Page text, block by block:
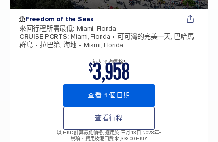
Freedom of the Seas
來回行程所需最低: Miami, Florida
CRUISE PORTS: Miami, Florida
可可灣的完美一天, 巴哈馬
群島
拉巴第, 海地 Miami, Florida
每人平均價格*
$3,958
查看 1 個日期
查看行程
以 HKD 計算最低價格, 適用於 三月 13日, 2028年+
稅項、費用及港口費 $1,338.00 HKD*